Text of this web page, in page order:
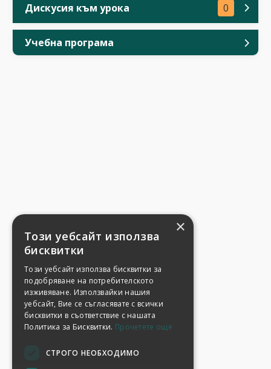
Дискусия към урока 0
Учебна програма
×
Този уебсайт използва
бисквитки
Този уебсайт използва бисквитки за
подобряване на потребителското
изживяване. Използвайки нашия
уебсайт, Вие се съгласявате с всички
бисквитки в съответствие с нашата
Политика за Бисквитки. Прочетете още
СТРОГО НЕОБХОДИМО